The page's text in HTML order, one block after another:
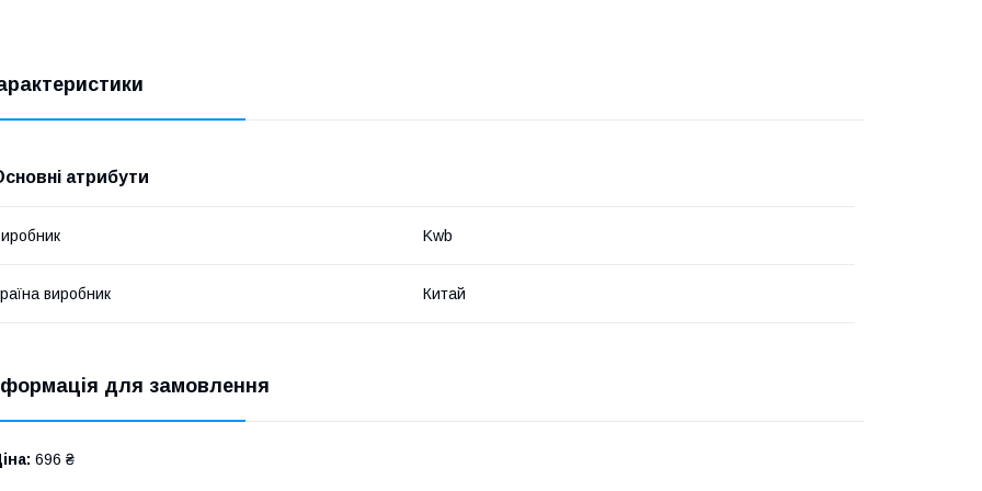
атрибути
Kwb
виробник Китай
для замовлення
696 ₴